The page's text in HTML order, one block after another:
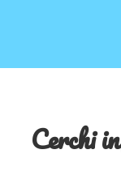
Cerchi